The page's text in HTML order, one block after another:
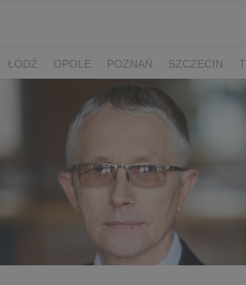
ŁÓDŹ OPOLE POZNAŃ SZCZECIN